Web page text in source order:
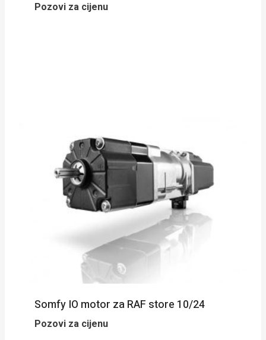
Pozovi za cijenu
Somfy IO motor za RAF store 10/24
Pozovi za cijenu